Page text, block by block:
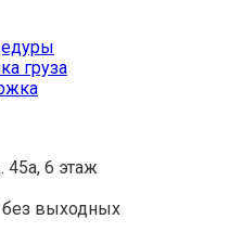
груза
45а, 6 этаж
без выходных